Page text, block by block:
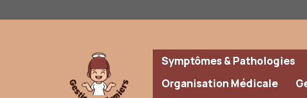
au
Symptômes & Pathologies
Organisation Médicale